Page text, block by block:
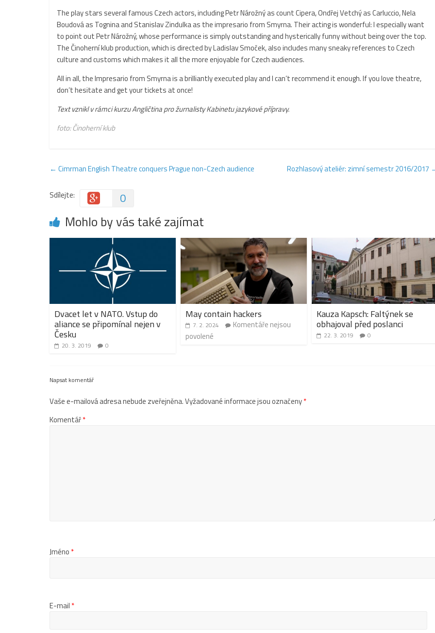
The play stars several famous Czech actors, including Petr Nárožný as count Cipera, Ondřej Vetchý as Carluccio, Nela
Boudová as Tognina and Stanislav Zindulka as the impresario from Smyrna. Their acting is wonderful: I especially want
to point out Petr Nárožný, whose performance is simply outstanding and hysterically funny without being over the top.
The Činoherní klub production, which is directed by Ladislav Smoček, also includes many sneaky references to Czech
culture and customs which makes it all the more enjoyable for Czech audiences.
All in all, the Impresario from Smyrna is a brilliantly executed play and I can’t recommend it enough. If you love theatre,
don’t hesitate and get your tickets at once!
Text vznikl v rámci kurzu Angličtina pro žurnalisty Kabinetu jazykové přípravy.
foto: Činoherní klub
← Cimrman English Theatre conquers Prague non-Czech audience Rozhlasový ateliér: zimní semestr 2016/2017
Sdílejte: 0
Mohlo by vás také zajímat
Dvacet let v NATO. Vstup do
aliance se připomínal nejen v
Česku
20. 3. 2019 0
May contain hackers
7. 2. 2024
Komentáře nejsou
povolené
Kauza Kapsch: Faltýnek se
obhajoval před poslanci
22. 3. 2019 0
Napsat komentář
Vaše e-mailová adresa nebude zveřejněna.Vyžadované informace jsou označeny*
Komentář*
Jméno *
E-mail *